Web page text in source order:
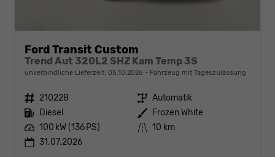
Ford Transit Custom
Trend Aut 320L2 SHZ Kam Temp 3S
unverbindliche Lieferzeit: 05.10.2026 Fahrzeug mit Tageszulassung
Fahrzeugnr. 210228 Getriebe Automatik
Kraftstoff Diesel Außenfarbe Frozen White
Leistung 100 kW (136 PS) Kilometerstand 10 km
31.07.2026